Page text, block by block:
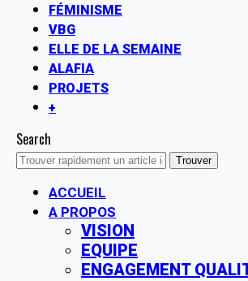
FÉMINISME
VBG
ELLE DE LA SEMAINE
ALAFIA
PROJETS
+
Search
ACCUEIL
A PROPOS
VISION
EQUIPE
ENGAGEMENT